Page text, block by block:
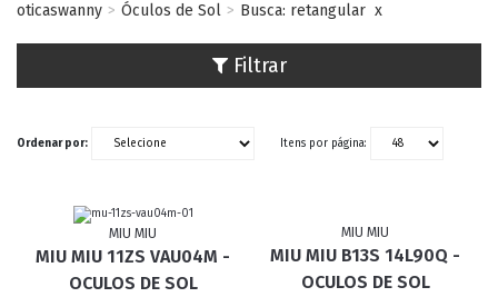
oticaswanny Óculos de Sol Busca: retangular x
Filtrar
Ordenar por: Itens por página:
MIU MIU
MIU MIU 11ZS VAU04M -
OCULOS DE SOL
MIU MIU
MIU MIU B13S 14L90Q -
OCULOS DE SOL